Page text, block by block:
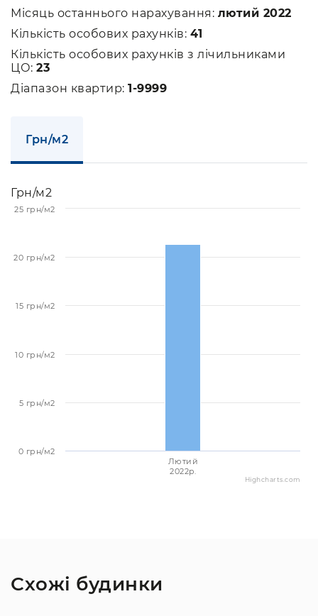
Місяць останнього нарахування: лютий 2022
Кількість особових рахунків: 41
Кількість особових рахунків з лічильниками
ЦО: 23
Діапазон квартир: 1-9999
Грн/м2
Грн/м2
Лютий
2022p.
0 грн/м2
5 грн/м2
10 грн/м2
15 грн/м2
20 грн/м2
25 грн/м2
Highcharts.com
Схожі будинки